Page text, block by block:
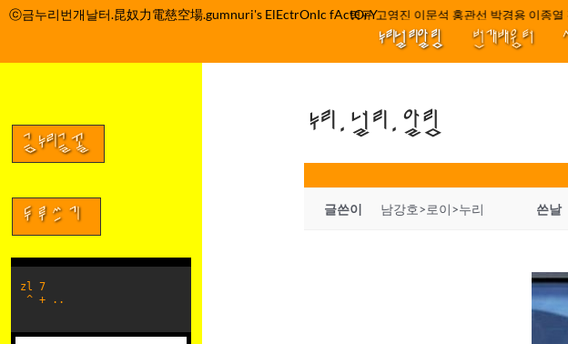
컨
기
ⓒ금누리번개날터.昆奴力電慈空場.gumnuri's ElEctrOnIc fActOrY박정관 조명규 고영진 이문석 홍관선 박경용 이종
누리널리알림 번개배움터
누리.널리.알림
글쓴이 남강호>로이>누리 쓴날
금누리글꼴
두루쓰기
zl 7
^ + ..